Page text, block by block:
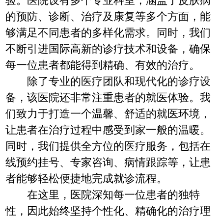
的预防、诊断、治疗及康复等多个方面，能
够满足不同患者的多样化需求。同时，我们
不断引进国际高新的诊疗技术和设备，确保
每一位患者都能得到精确、有效的治疗。
除了专业的医疗团队和现代化的诊疗设
备，该医院还非常注重患者的就医体验。我
们致力于打造一个温馨、舒适的就医环境，
让患者在治疗过程中感受到家一般的温暖。
同时，我们提供全方位的医疗服务，包括在
线预约挂号、专家咨询、病情跟踪等，让患
者能够轻松便捷地完成就诊流程。
在这里，医院深知每一位患者的独特
性，因此始终坚持个性化、精确化的治疗理